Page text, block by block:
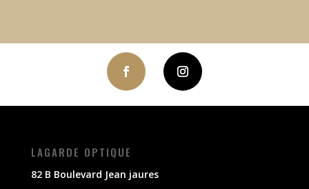
LAGARDE OPTIQUE
82 B Boulevard Jean jaures